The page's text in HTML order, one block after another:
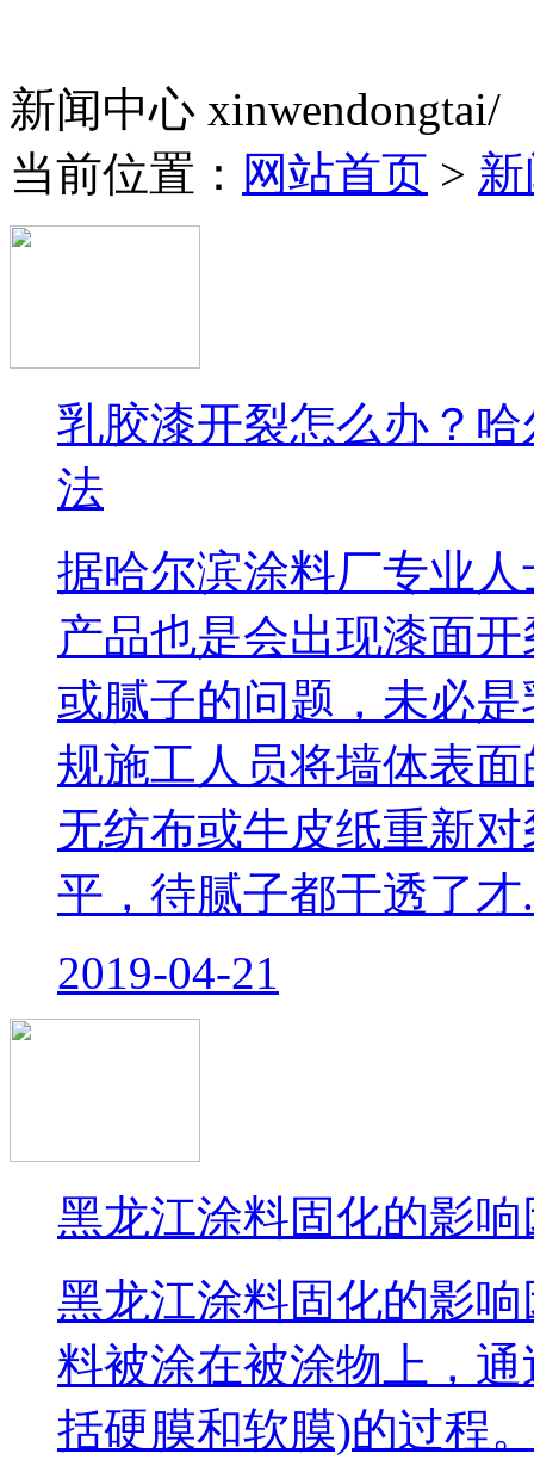
新闻中心 xinwendongtai/
当前位置： 网站首页 >
乳胶漆开裂怎么办？
法
据哈尔滨涂料厂专业
产品也是会出现漆面
或腻子的问题，未必
规施工人员将墙体表
无纺布或牛皮纸重新
平，待腻子都干透了才
2019-04-21
黑龙江涂料固化的影
黑龙江涂料固化的影
料被涂在被涂物上，
括硬膜和软膜)的过程